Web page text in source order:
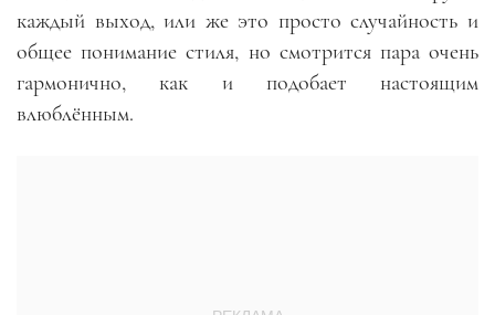
каждый выход, или же это просто случайность и
общее понимание стиля, но смотрится пара очень
гармонично, как и подобает настоящим
влюблённым.